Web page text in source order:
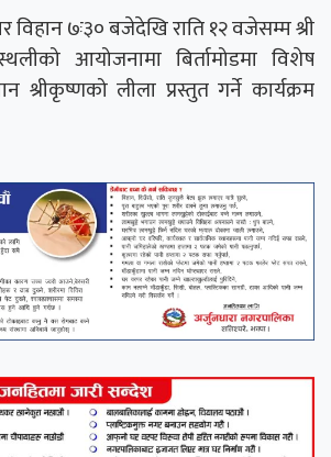
विहान ७ः३० बजेदेखि राति १२ वजेसम्म श्री
आयोजनामा बिर्तामोडमा विशेष
श्रीकृष्णको लीला प्रस्तुत गर्ने कार्यक्रम